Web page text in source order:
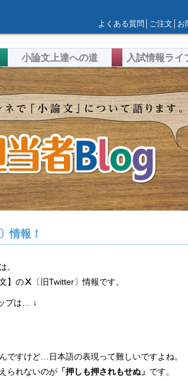
よくある質問 ご注文 お
小論文上達への道 入試情報ライ
情報！
。
】のⅩ 〔旧Twitter〕情報です。
プは… ↓
ですけど…日本語の表現って難しいですよね。
られないのが 「押しも押されもせぬ」 です。